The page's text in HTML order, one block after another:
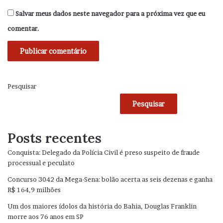
Salvar meus dados neste navegador para a próxima vez que eu
comentar.
Pesquisar
Pesquisar
Posts recentes
Conquista: Delegado da Polícia Civil é preso suspeito de fraude
processual e peculato
Concurso 3042 da Mega-Sena: bolão acerta as seis dezenas e ganha
R$ 164,9 milhões
Um dos maiores ídolos da história do Bahia, Douglas Franklin
morre aos 76 anos em SP